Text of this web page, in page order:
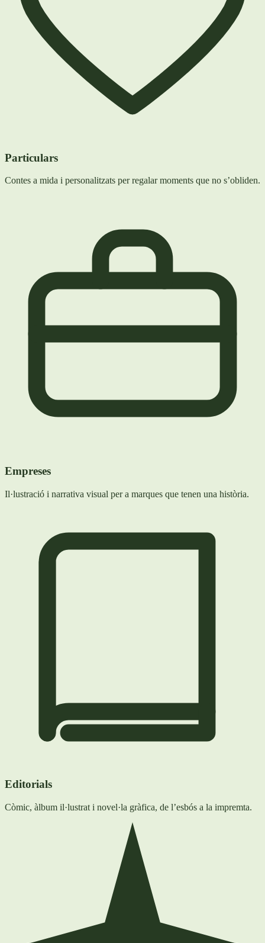
Particulars
Contes a mida i personalitzats per regalar moments que no s’obliden.
Empreses
Il·lustració i narrativa visual per a marques que tenen una història.
Editorials
Còmic, àlbum il·lustrat i novel·la gràfica, de l’esbós a la impremta.